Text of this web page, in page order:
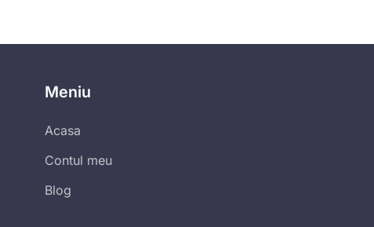
Meniu
Acasa
Contul meu
Blog